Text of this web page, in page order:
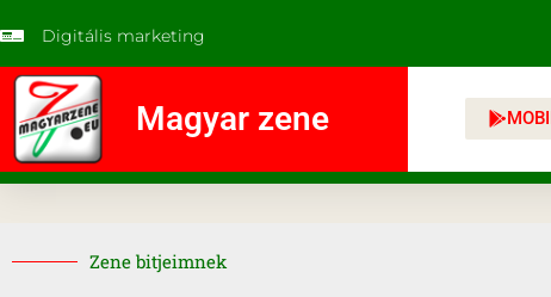
Digitális marketing
Magyar zene
Zene bitjeimnek